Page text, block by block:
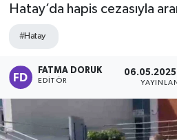
Hatay’da hapis cezasıyla
#Hatay
FATMA DORUK
EDITÖR
06.05.2025